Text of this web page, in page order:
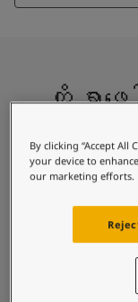
အတွင်းခန်းအရောင်အားလုံ
Colour Tools
အတုယူစရာအသွင်အပြင်
အတွင်းခန်းအတွက် အတု
အပြင်ပိုင်းအတွက် အတု
စိတ်ကူးယဉ်မှုဖြင့်န
သင့်အိမ်အားဆေးဖြင့်
ကိုယ်စားလှယ်ဆိုင်ကိုရှာ
စာရွက်စာတမ်းထုတ်ကု
ကို ရှာဖွေ
A strong
အကြံပြု
မှုများ
By clicking “Accept All
your device to
our marketing efforts.